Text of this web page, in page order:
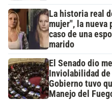
La historia real
mujer", la nueva
caso de una
marido
El Senado dio
Inviolabilidad
Gobierno tuvo
Manejo del